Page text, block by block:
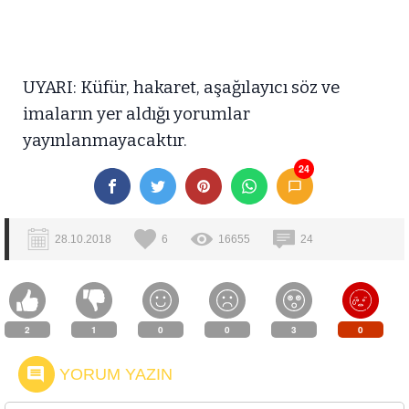
UYARI: Küfür, hakaret, aşağılayıcı söz ve
imaların yer aldığı yorumlar
yayınlanmayacaktır.
24
28.10.2018 6 16655 24
2 1 0 0 3 0
YORUM YAZIN